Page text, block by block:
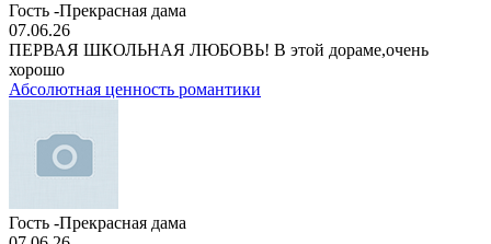
Гость -Прекрасная дама
07.06.26
ПЕРВАЯ ШКОЛЬНАЯ ЛЮБОВЬ! В этой дораме,очень
хорошо
Абсолютная ценность романтики
Гость -Прекрасная дама